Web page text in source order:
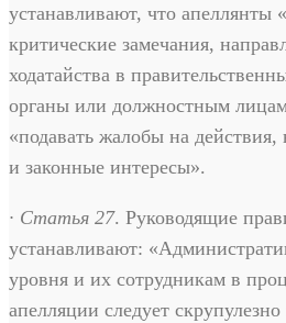
устанавливают, что апеллянты
критические замечания,
ходатайства в
органы или должностным
«подавать жалобы на
и законные интересы».
· Статья 27. Руководящие
устанавливают:
уровня и их сотрудникам в
апелляции следует